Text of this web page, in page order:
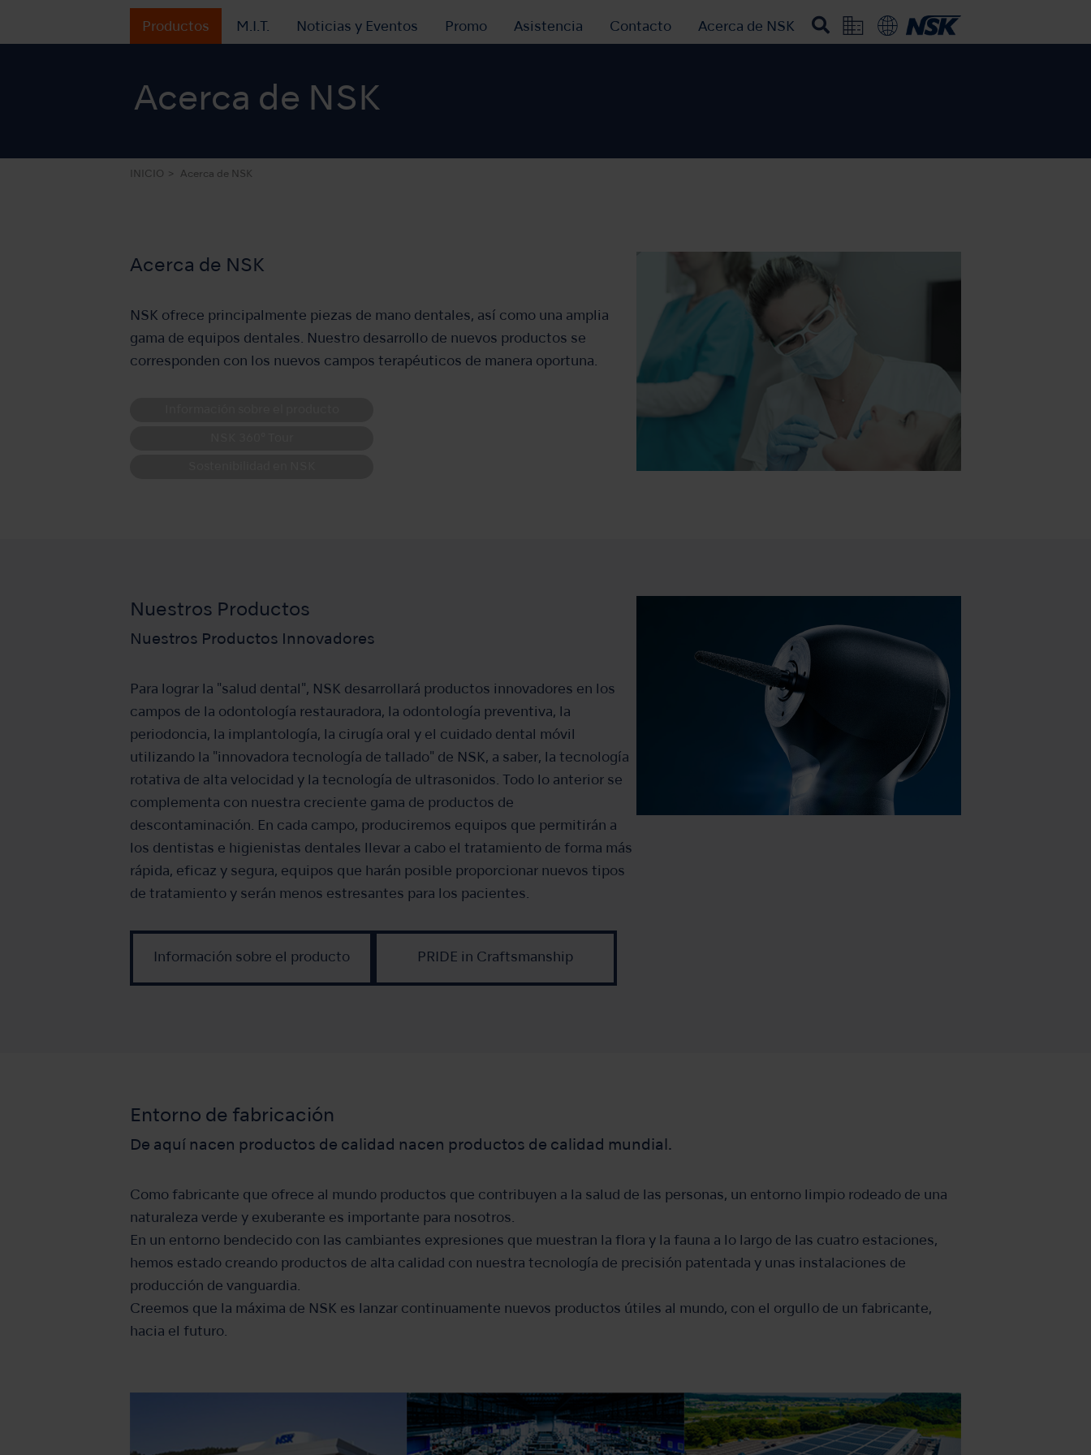
Productos M.I.T. Noticias y Eventos Promo Asistencia Contacto Acerca de NSK
Acerca de NSK
INICIO Acerca de NSK
Acerca de NSK
NSK ofrece principalmente piezas de mano dentales, así como una amplia
gama de equipos dentales. Nuestro desarrollo de nuevos productos se
corresponden con los nuevos campos terapéuticos de manera oportuna.
Nuestros Productos
Nuestros Productos Innovadores
Para lograr la "salud dental", NSK desarrollará productos innovadores en los
campos de la odontología restauradora, la odontología preventiva, la
periodoncia, la implantología, la cirugía oral y el cuidado dental móvil
utilizando la "innovadora tecnología de tallado" de NSK, a saber, la tecnología
rotativa de alta velocidad y la tecnología de ultrasonidos. Todo lo anterior se
complementa con nuestra creciente gama de productos de
descontaminación. En cada campo, produciremos equipos que permitirán a
los dentistas e higienistas dentales llevar a cabo el tratamiento de forma más
rápida, eficaz y segura, equipos que harán posible proporcionar nuevos tipos
de tratamiento y serán menos estresantes para los pacientes.
Información sobre el producto PRIDE in Craftsmanship
Entorno de fabricación
De aquí nacen productos de calidad nacen productos de calidad mundial.
Como fabricante que ofrece al mundo productos que contribuyen a la salud de las personas, un entorno limpio rodeado de una
naturaleza verde y exuberante es importante para nosotros.
En un entorno bendecido con las cambiantes expresiones que muestran la flora y la fauna a lo largo de las cuatro estaciones,
hemos estado creando productos de alta calidad con nuestra tecnología de precisión patentada y unas instalaciones de
producción de vanguardia.
Creemos que la máxima de NSK es lanzar continuamente nuevos productos útiles al mundo, con el orgullo de un fabricante,
hacia el futuro.